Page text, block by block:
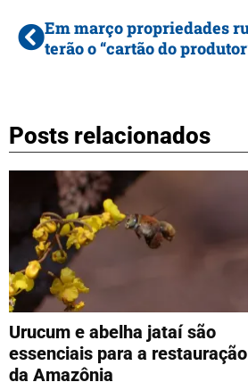
Em março propriedades
terão o “cartão do
Posts relacionados
Urucum e abelha jataí são
essenciais para a restauração
da Amazônia